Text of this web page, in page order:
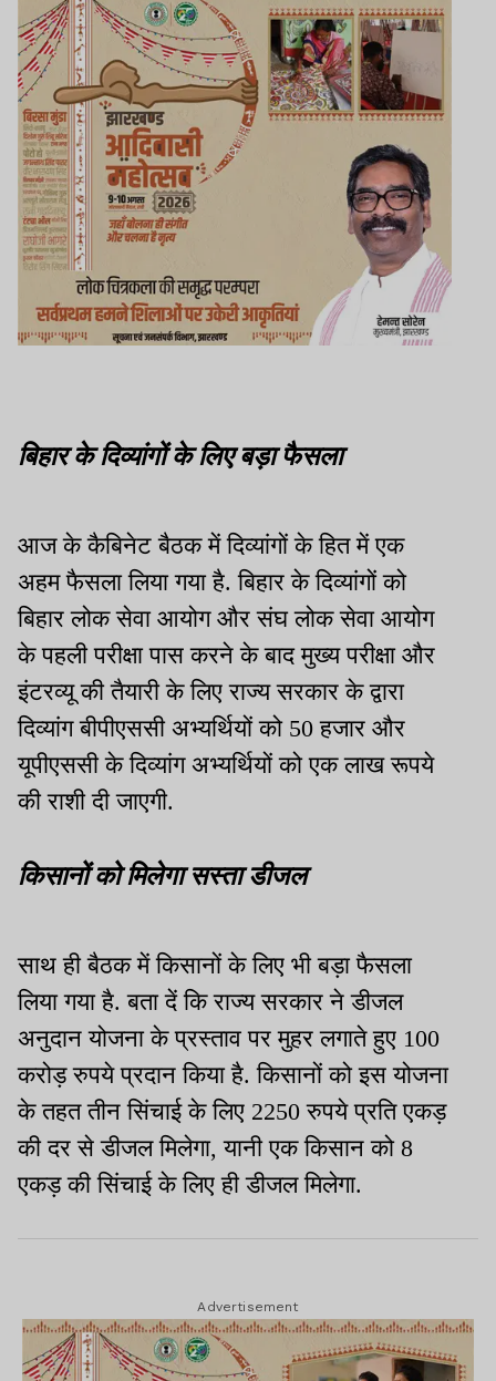
बिहार के दिव्यांगों के लिए बड़ा फैसला
आज के कैबिनेट बैठक में दिव्यांगों के हित में एक
अहम फैसला लिया गया है. बिहार के दिव्यांगों को
बिहार लोक सेवा आयोग और संघ लोक सेवा आयोग
के पहली परीक्षा पास करने के बाद मुख्य परीक्षा और
इंटरव्यू की तैयारी के लिए राज्य सरकार के द्वारा
दिव्यांग बीपीएससी अभ्यर्थियों को 50 हजार और
यूपीएससी के दिव्यांग अभ्यर्थियों को एक लाख रूपये
की राशी दी जाएगी.
किसानों को मिलेगा सस्ता डीजल
साथ ही बैठक में किसानों के लिए भी बड़ा फैसला
लिया गया है. बता दें कि राज्य सरकार ने डीजल
अनुदान योजना के प्रस्ताव पर मुहर लगाते हुए 100
करोड़ रुपये प्रदान किया है. किसानों को इस योजना
के तहत तीन सिंचाई के लिए 2250 रुपये प्रति एकड़
की दर से डीजल मिलेगा, यानी एक किसान को 8
एकड़ की सिंचाई के लिए ही डीजल मिलेगा.
Advertisement